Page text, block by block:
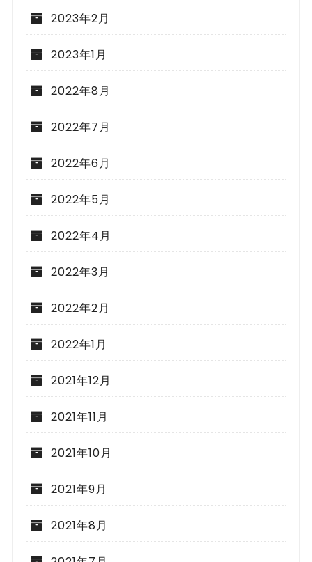
2023年2月
2023年1月
2022年8月
2022年7月
2022年6月
2022年5月
2022年4月
2022年3月
2022年2月
2022年1月
2021年12月
2021年11月
2021年10月
2021年9月
2021年8月